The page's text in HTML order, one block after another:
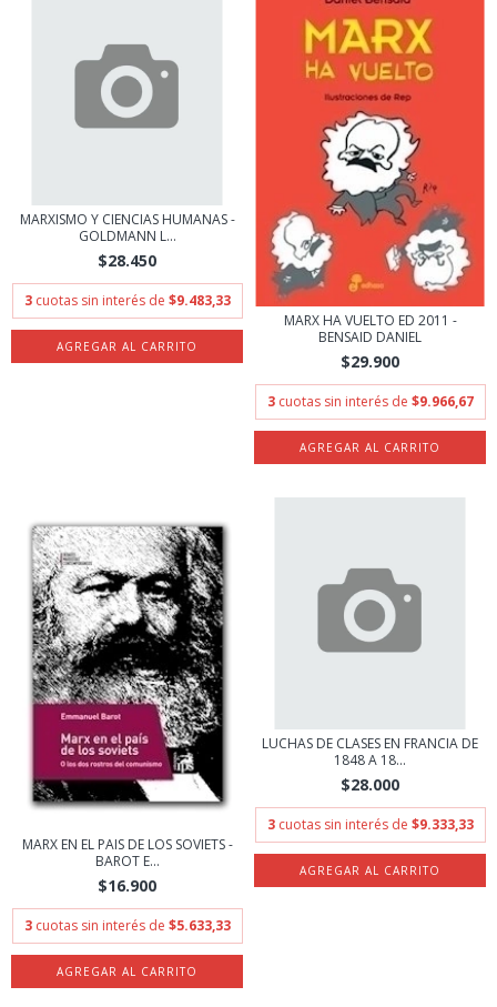
MARXISMO Y CIENCIAS HUMANAS -
GOLDMANN L...
$28.450
3 cuotas sin interés de $9.483,33
MARX HA VUELTO ED 2011 -
BENSAID DANIEL
$29.900
3 cuotas sin interés de $9.966,67
MARX EN EL PAIS DE LOS SOVIETS -
BAROT E...
$16.900
3 cuotas sin interés de $5.633,33
LUCHAS DE CLASES EN FRANCIA DE
1848 A 18...
$28.000
3 cuotas sin interés de $9.333,33